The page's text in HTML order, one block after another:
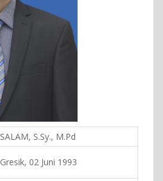
SALAM, S.Sy., M.Pd
Gresik, 02 Juni 1993